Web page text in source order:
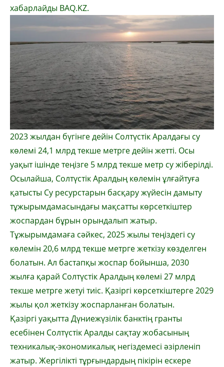
хабарлайды BAQ.KZ.
2023 жылдан бүгінге дейін Солтүстік Аралдағы су
көлемі 24,1 млрд текше метрге дейін жетті. Осы
уақыт ішінде теңізге 5 млрд текше метр су жіберілді.
Осылайша, Солтүстік Аралдың көлемін ұлғайтуға
қатысты Су ресурстарын басқару жүйесін дамыту
тұжырымдамасындағы мақсатты көрсеткіштер
жоспардан бұрын орындалып жатыр.
Тұжырымдамаға сәйкес, 2025 жылы теңіздегі су
көлемін 20,6 млрд текше метрге жеткізу көзделген
болатын. Ал бастапқы жоспар бойынша, 2030
жылға қарай Солтүстік Аралдың көлемі 27 млрд
текше метрге жетуі тиіс. Қазіргі көрсеткіштерге 2029
жылы қол жеткізу жоспарланған болатын.
Қазіргі уақытта Дүниежүзілік банктің гранты
есебінен Солтүстік Аралды сақтау жобасының
техникалық-экономикалық негіздемесі әзірленіп
жатыр. Жергілікті тұрғындардың пікірін ескере